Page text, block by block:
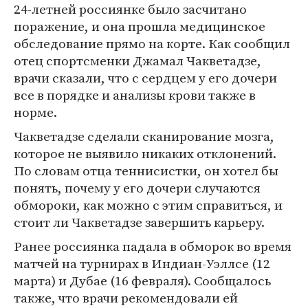
24-летней россиянке было засчитано
поражение, и она прошла медицинское
обследование прямо на корте. Как сообщил
отец спортсменки Джамал Чакветадзе,
врачи сказали, что с сердцем у его дочери
все в порядке и анализы крови также в
норме.
Чакветадзе сделали сканирование мозга,
которое не выявило никаких отклонений.
По словам отца теннисистки, он хотел бы
понять, почему у его дочери случаются
обмороки, как можно с этим справиться, и
стоит ли Чакветадзе завершить карьеру.
Ранее россиянка падала в обморок во время
матчей на турнирах в Индиан-Уэллсе (12
марта) и Дубае (16 февраля). Сообщалось
также, что врачи рекомендовали ей